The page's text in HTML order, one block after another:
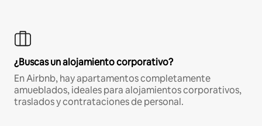
¿Buscas un alojamiento corporativo?
En Airbnb, hay apartamentos completamente
amueblados, ideales para alojamientos corporativos,
traslados y contrataciones de personal.